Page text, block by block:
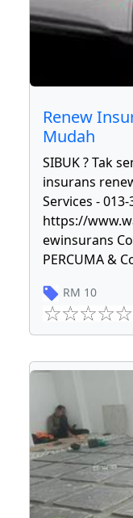
Renew
Mudah
SIBUK ? Tak
insurans
Services -
https://
ewinsurans
PERCUMA &
RM 10